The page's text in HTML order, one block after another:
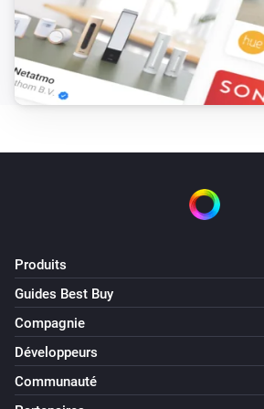
Le jet a changé
Climatisation
L'affichage a changé
L'économie d'énergie a changé
Le balancement vertical a changé
Erreur lors de l'exécution de
[[device]]
Cultivateur de plantes
L'état de l'appareil a changé
Produits
Guides Best Buy
Compagnie
Développeurs
Communauté